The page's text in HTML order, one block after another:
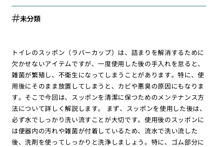
未分類
トイレのスッポン（ラバーカップ）は、詰まりを解消するために
欠かせないアイテムですが、一度使用した後の手入れを怠ると、
雑菌が繁殖し、不衛生になってしまうことがあります。特に、使
用後にそのまま放置してしまうと、カビや悪臭の原因にもなりま
す。そこで今回は、スッポンを清潔に保つためのメンテナンス方
法について詳しく解説します。 まず、スッポンを使用した後は、
必ず水でしっかり洗い流すことが大切です。使用後のスッポンに
は便器内の汚れや雑菌が付着しているため、流水で洗い流した
後、洗剤を使ってしっかりと洗浄しましょう。特に、ゴム部分に